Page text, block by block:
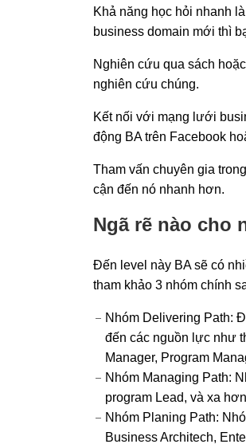
Khả năng học hỏi nhanh
business domain mới thì
Nghiên cứu qua sách
nghiên cứu chúng.
Kết nối với mạng lưới
động BA trên Facebook
Tham vấn chuyên gia
cận đến nó nhanh hơn.
Ngã rẽ nào cho
Đến level này BA sẽ có
tham khảo 3 nhóm chính
Nhóm Delivering Path:
đến các nguồn lực như
Manager, Program
Nhóm Managing Path:
program Lead, và xa
Nhóm Planing Path:
Business Architech,